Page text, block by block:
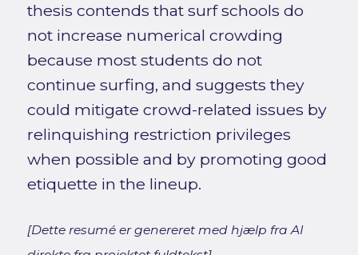
thesis contends that surf schools do
not increase numerical crowding
because most students do not
continue surfing, and suggests they
could mitigate crowd-related issues by
relinquishing restriction privileges
when possible and by promoting good
etiquette in the lineup.
[Dette resumé er genereret med hjælp fra AI